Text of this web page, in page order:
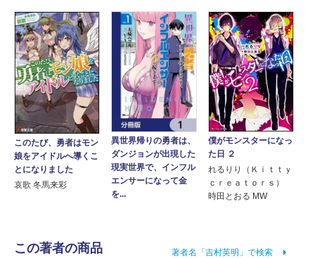
このたび、勇者はモン
娘をアイドルへ導くこ
とになりました
哀歌 冬馬来彩
異世界帰りの勇者は、
ダンジョンが出現した
現実世界で、インフル
エンサーになって金
を...
僕がモンスターになっ
た日 ２
れるりり（Ｋｉｔｔｙ
ｃｒｅａｔｏｒｓ）
時田とおる MW
この著者の商品 著者名「吉村英明」で検索